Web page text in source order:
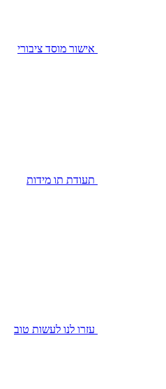
אישור מוסד ציבורי
תעודת תו מידות
עזרו לנו לעשות טוב